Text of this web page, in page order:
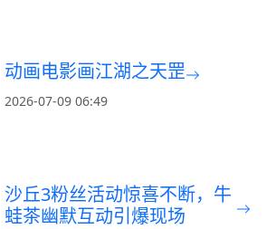
动画电影画江湖之天罡
2026-07-09 06:49
沙丘3粉丝活动惊喜不断，牛
蛙茶幽默互动引爆现场